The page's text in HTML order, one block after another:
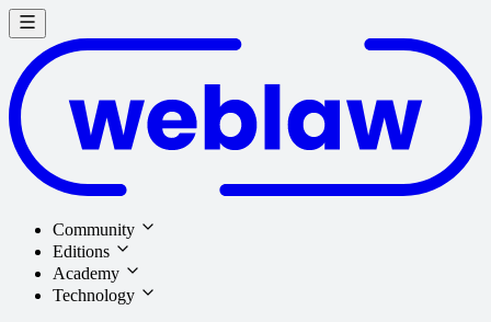
Community
Editions
Academy
Technology